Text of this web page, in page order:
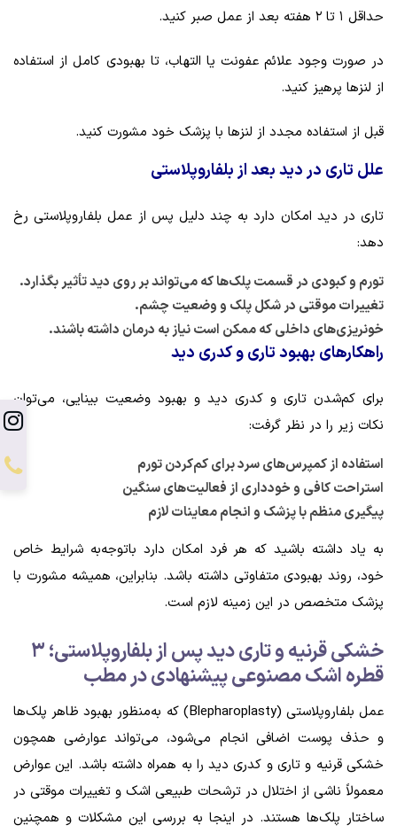
حداقل ۱ تا ۲ هفته بعد از عمل صبر کنید.
در صورت وجود علائم عفونت یا التهاب، تا بهبودی کامل از استفاده
از لنزها پرهیز کنید.
قبل از استفاده مجدد از لنزها با پزشک خود مشورت کنید.
علل تاری در دید بعد از بلفاروپلاستی
تاری در دید امکان دارد به چند دلیل پس از عمل بلفاروپلاستی رخ
دهد:
تورم و کبودی در قسمت پلک‌ها که می‌تواند بر روی دید تأثیر بگذارد.
تغییرات موقتی در شکل پلک و وضعیت چشم.
خونریزی‌های داخلی که ممکن است نیاز به درمان داشته باشند.
راهکارهای بهبود تاری و کدری دید
برای کم‌شدن تاری و کدری دید و بهبود وضعیت بینایی، می‌توان
نکات زیر را در نظر گرفت:
استفاده از کمپرس‌های سرد برای کم‌کردن تورم
استراحت کافی و خودداری از فعالیت‌های سنگین
پیگیری منظم با پزشک و انجام معاینات لازم
به یاد داشته باشید که هر فرد امکان دارد باتوجه‌به شرایط خاص
خود، روند بهبودی متفاوتی داشته باشد. بنابراین، همیشه مشورت با
پزشک متخصص در این زمینه لازم است.
خشکی قرنیه و تاری دید پس از بلفاروپلاستی؛ ۳
قطره اشک مصنوعی پیشنهادی در مطب
عمل بلفاروپلاستی (Blepharoplasty) که به‌منظور بهبود ظاهر پلک‌ها
و حذف پوست اضافی انجام می‌شود، می‌تواند عوارضی همچون
خشکی قرنیه و تاری و کدری دید را به همراه داشته باشد. این عوارض
معمولاً ناشی از اختلال در ترشحات طبیعی اشک و تغییرات موقتی در
ساختار پلک‌ها هستند. در اینجا به بررسی این مشکلات و همچنین